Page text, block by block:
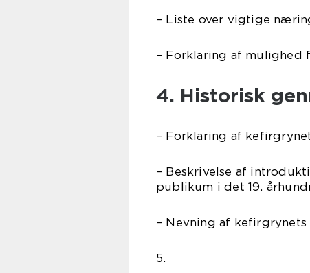
– Liste over vigtige
– Forklaring af
4. Historisk
– Forklaring af
– Beskrivelse af
publikum i det 19.
– Nevning af
5.